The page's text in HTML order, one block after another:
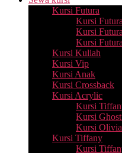
Kursi Futura
Kursi
Kursi
Kursi
Kursi Kuliah
Kursi Vip
Kursi Anak
Kursi Crossback
Kursi Acrylic
Kursi
Kursi
Kursi
Kursi Tiffany
Kursi